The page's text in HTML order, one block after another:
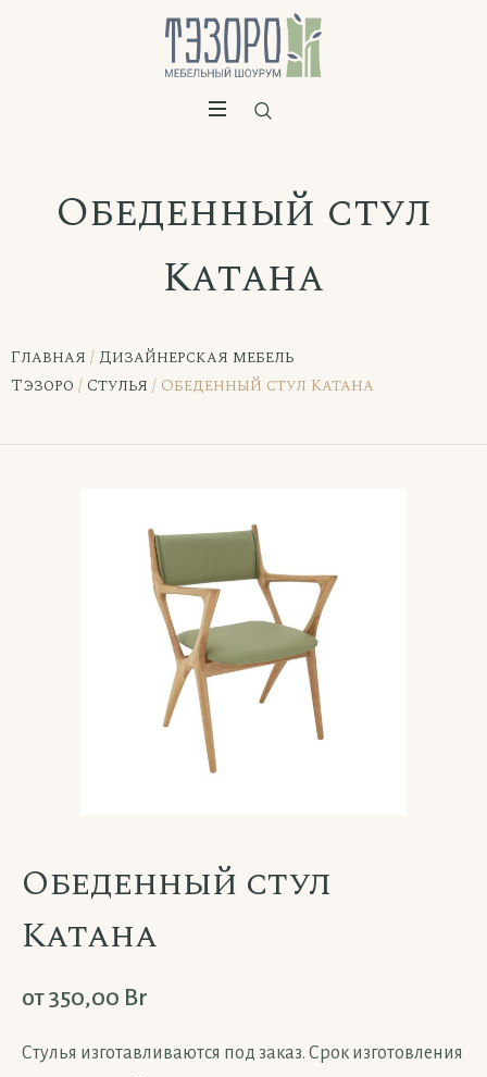
Обеденный стул
Катана
Главная / Дизайнерская мебель
Тэзоро / Стулья / Обеденный стул Катана
Обеденный стул
Катана
от350,00 Br
Стулья изготавливаются под заказ. Срок изготовления